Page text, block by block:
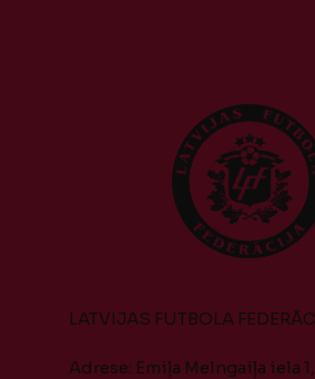
LATVIJAS FUTBOLA
Adrese: Emiļa Melngaiļa iela